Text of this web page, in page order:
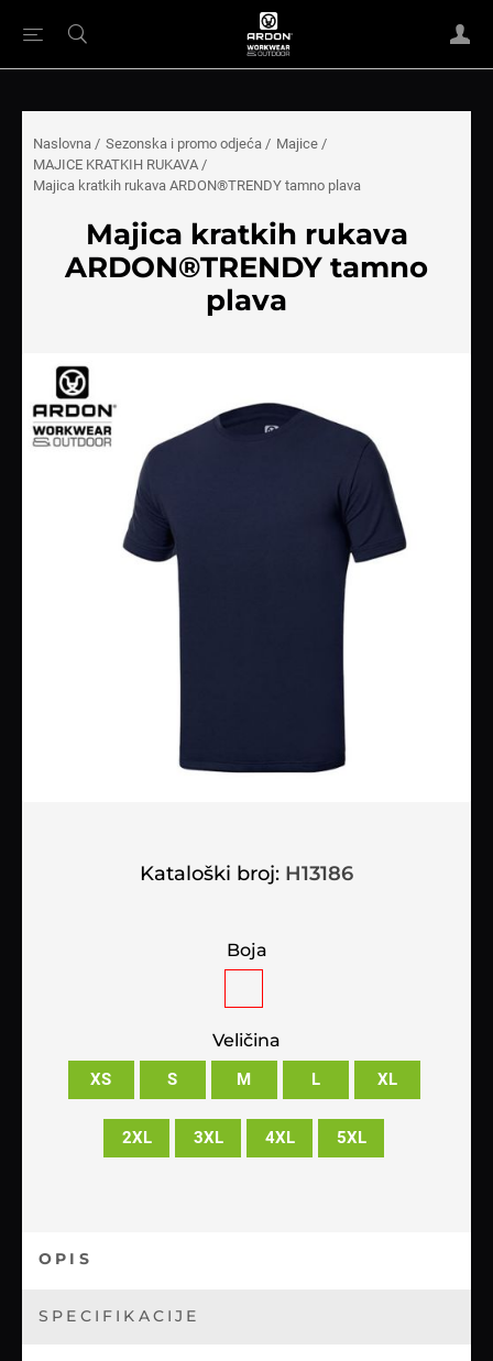
Naslovna / Sezonska i promo odjeća / Majice /
MAJICE KRATKIH RUKAVA /
Majica kratkih rukava ARDON®TRENDY tamno plava
Majica kratkih rukava
ARDON®TRENDY tamno
plava
Kataloški broj: H13186
Boja
Veličina
XS S M L XL
2XL 3XL 4XL 5XL
OPIS
SPECIFIKACIJE